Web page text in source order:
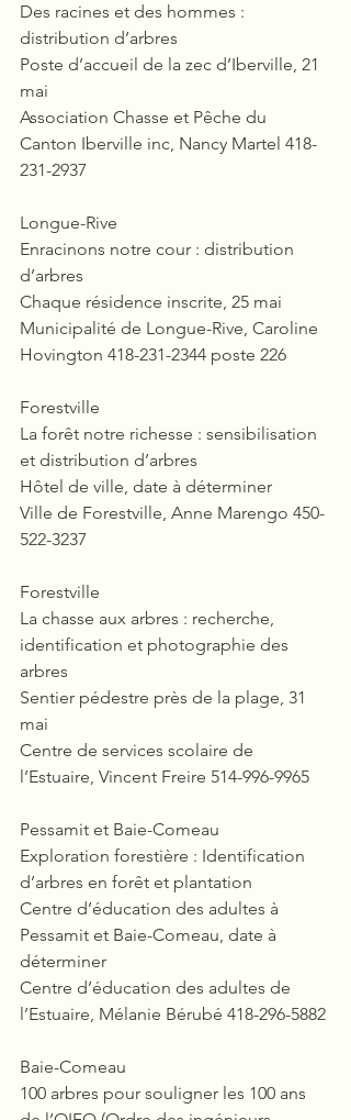
Des racines et des hommes :
distribution d’arbres
Poste d’accueil de la zec d’Iberville, 21
mai
Association Chasse et Pêche du
Canton Iberville inc, Nancy Martel 418-
231-2937
Longue-Rive
Enracinons notre cour : distribution
d’arbres
Chaque résidence inscrite, 25 mai
Municipalité de Longue-Rive, Caroline
Hovington 418-231-2344 poste 226
Forestville
La forêt notre richesse : sensibilisation
et distribution d’arbres
Hôtel de ville, date à déterminer
Ville de Forestville, Anne Marengo 450-
522-3237
Forestville
La chasse aux arbres : recherche,
identification et photographie des
arbres
Sentier pédestre près de la plage, 31
mai
Centre de services scolaire de
l’Estuaire, Vincent Freire 514-996-9965
Pessamit et Baie-Comeau
Exploration forestière : Identification
d’arbres en forêt et plantation
Centre d’éducation des adultes à
Pessamit et Baie-Comeau, date à
déterminer
Centre d’éducation des adultes de
l’Estuaire, Mélanie Bérubé 418-296-5882
Baie-Comeau
100 arbres pour souligner les 100 ans